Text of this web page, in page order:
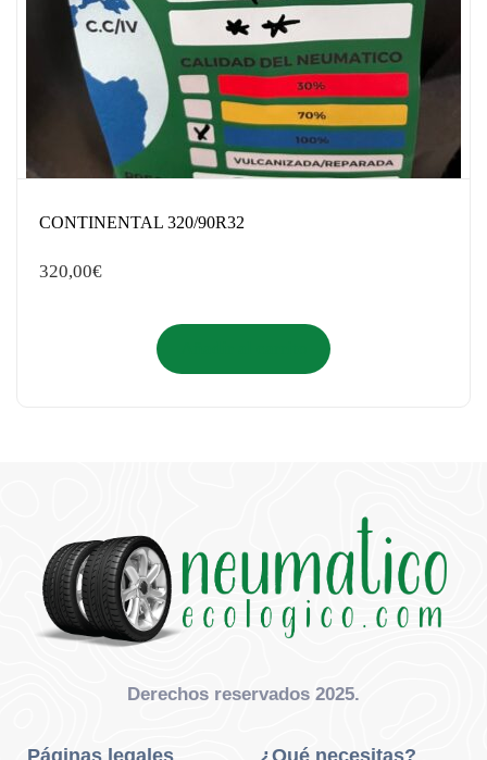
CONTINENTAL 320/90R32
320,00€
Derechos reservados 2025.
Páginas legales ¿Qué necesitas?